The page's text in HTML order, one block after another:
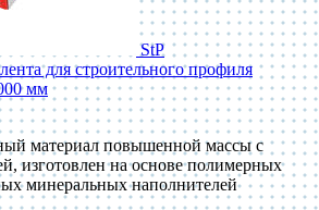
StP
для строительного профиля
мм
материал повышенной массы с
изготовлен на основе полимерных
минеральных наполнителей